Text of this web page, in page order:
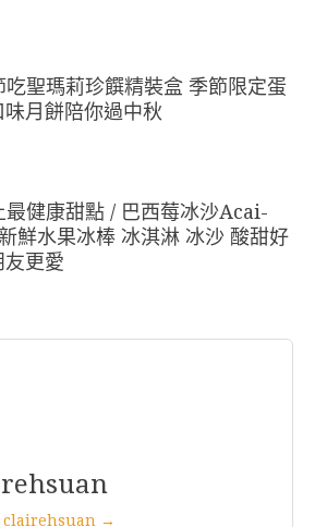
聖瑪莉珍饌精裝盒 季節限定蛋
月餅陪你過中秋
健康甜點 / 巴西莓冰沙Acai-
鮮水果冰棒 冰淇淋 冰沙 酸甜好
友更愛
clairehsuan →